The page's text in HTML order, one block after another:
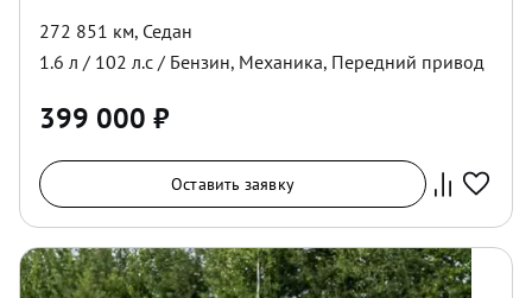
272 851 км, Седан
1.6 л / 102 л.с / Бензин, Механика, Передний привод
399 000 ₽
Оставить заявку